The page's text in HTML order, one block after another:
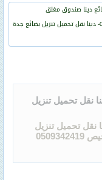
دينا صندوق مغلق
دينا صندوق نقل بضايع 0509342419- دينا نقل تحميل تنزيل بضائع جدة
نقل بضايع 0509342419- دينا نقل تحميل تنزيل
نقل بضايع 0509342419 دينا نقل تحميل تنزيل
بضائع جدة 0509342419 دينا صندوق رخيص 0509342419